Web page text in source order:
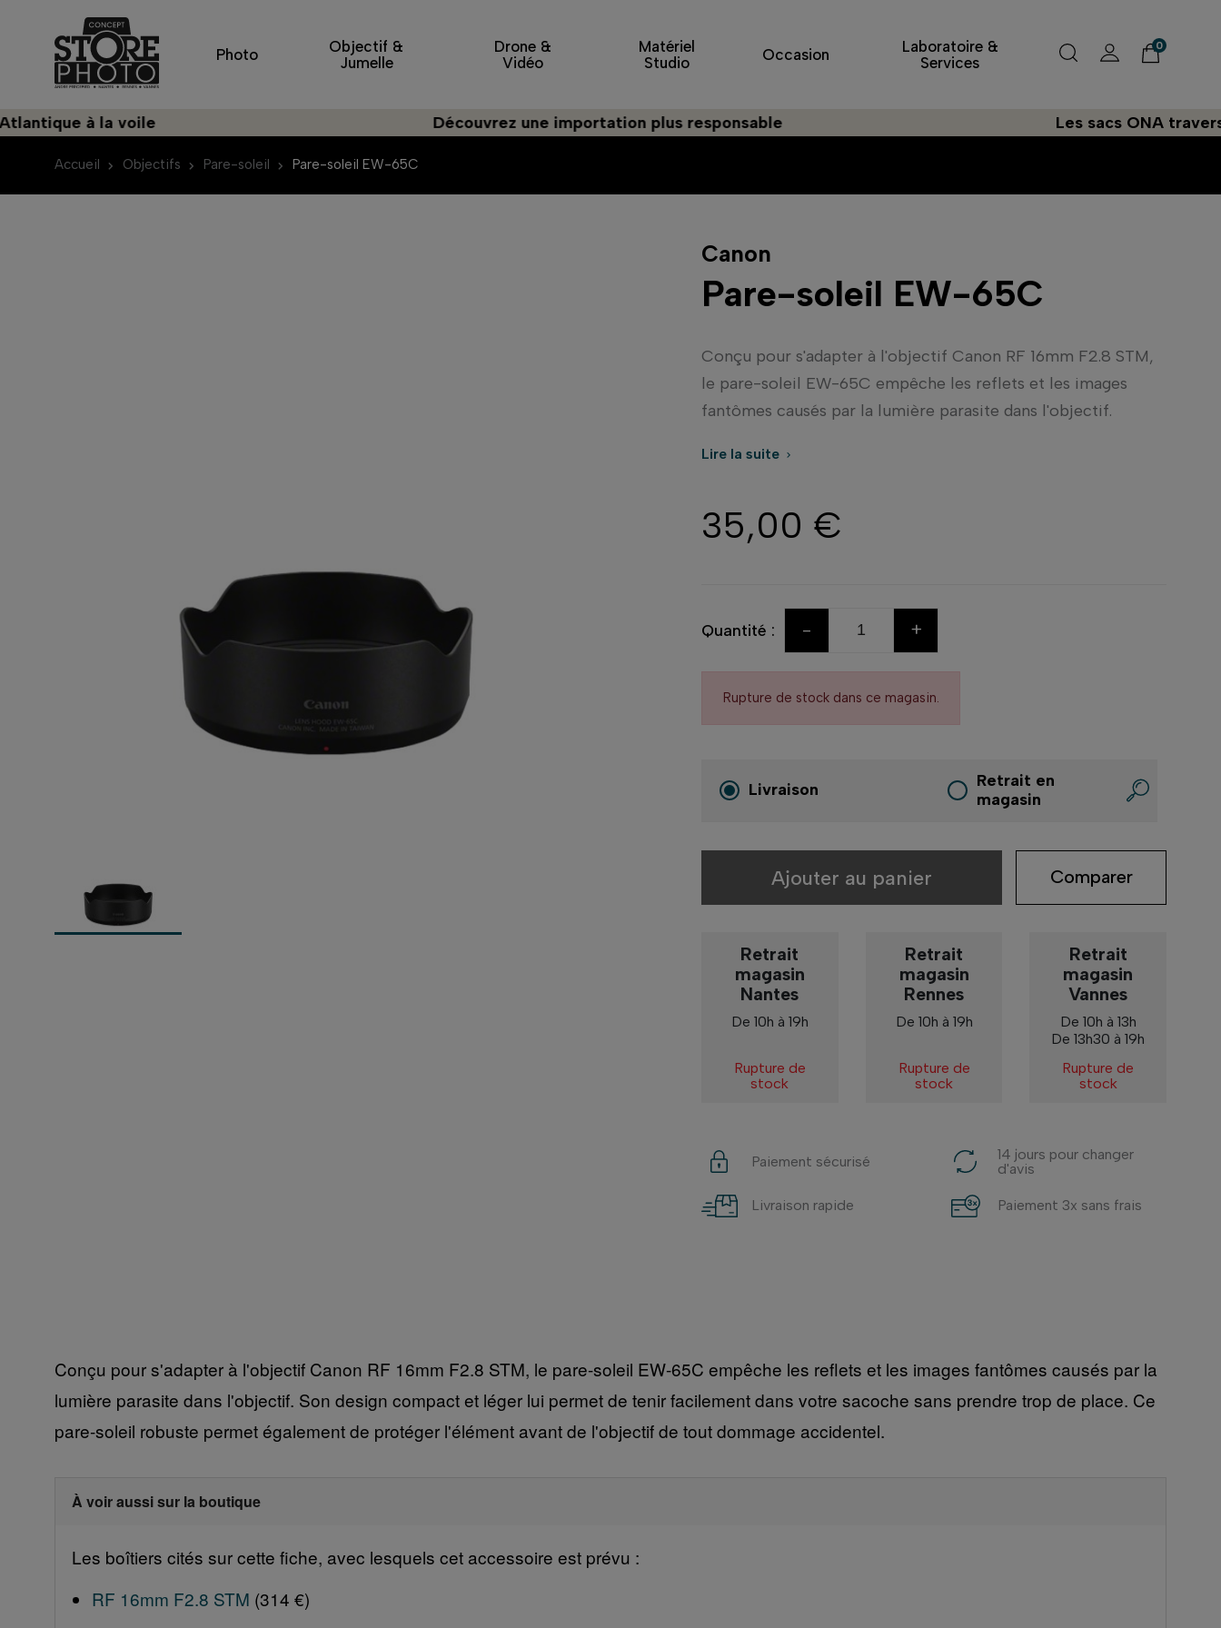
Photo
Objectif &
Jumelle
Drone &
Vidéo
Matériel
Studio
Occasion
Laboratoire &
Services
0
à la voile Découvrez une importation plus responsable Les sacs ONA
Accueil Objectifs Pare-soleil Pare-soleil EW-65C
Canon
Pare-soleil EW-65C
Conçu pour s'adapter à l'objectif Canon RF 16mm F2.8 STM,
le pare-soleil EW-65C empêche les reflets et les images
fantômes causés par la lumière parasite dans l'objectif.
Lire la suite 
35,00 €
Quantité : - +
Rupture de stock dans ce magasin.
Livraison
Retrait en
magasin
Ajouter au panier Comparer
Retrait
magasin
Nantes
De 10h à 19h
Rupture de
stock
Retrait
magasin
Rennes
De 10h à 19h
Rupture de
stock
Retrait
magasin
Vannes
De 10h à 13h
De 13h30 à 19h
Rupture de
stock
Paiement sécurisé
14 jours pour changer
d'avis
Livraison rapide Paiement 3x sans frais
Conçu pour s'adapter à l'objectif Canon RF 16mm F2.8 STM, le pare-soleil EW-65C empêche les reflets et les images fantômes causés par la
lumière parasite dans l'objectif. Son design compact et léger lui permet de tenir facilement dans votre sacoche sans prendre trop de place. Ce
pare-soleil robuste permet également de protéger l'élément avant de l'objectif de tout dommage accidentel.
À voir aussi sur la boutique
Les boîtiers cités sur cette fiche, avec lesquels cet accessoire est prévu :
RF 16mm F2.8 STM (314 €)